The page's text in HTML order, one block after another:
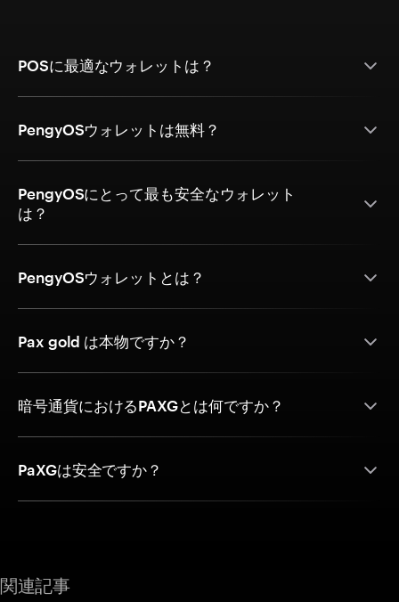
POSに最適なウォレットは？
PengyOSウォレットは無料？
PengyOSにとって最も安全なウォレット
は？
PengyOSウォレットとは？
Pax gold は本物ですか？
暗号通貨におけるPAXGとは何ですか？
PaXGは安全ですか？
関連記事